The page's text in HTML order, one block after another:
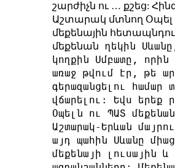
շարժիչն ու … քշեց:
Աշտարակ մտնող Օպել
մեքենային
մեքենան
ղեկին
կողքին Սմբատը, որին
առաջ թվում էր, թե
գերազանցելու համար
վճարելու: Եվս երեք
Օպելն ու ՊԱՏ
Աշտարակ-Երևան
այդ պահին Սևանը
մեքենայի լուսային և